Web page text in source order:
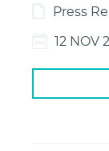
Press
12 NOV